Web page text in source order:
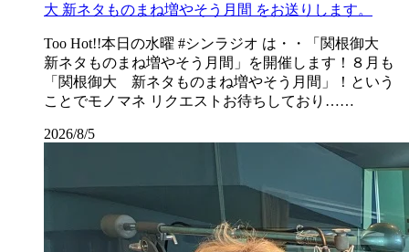
大 新ネタものまね増やそう月間 をお送りします。
Too Hot!!本日の水曜 #シンラジオ は・・「関根御大
新ネタものまね増やそう月間」を開催します！８月も
「関根御大 新ネタものまね増やそう月間」！という
ことでモノマネ リクエストお待ちしており……
2026/8/5